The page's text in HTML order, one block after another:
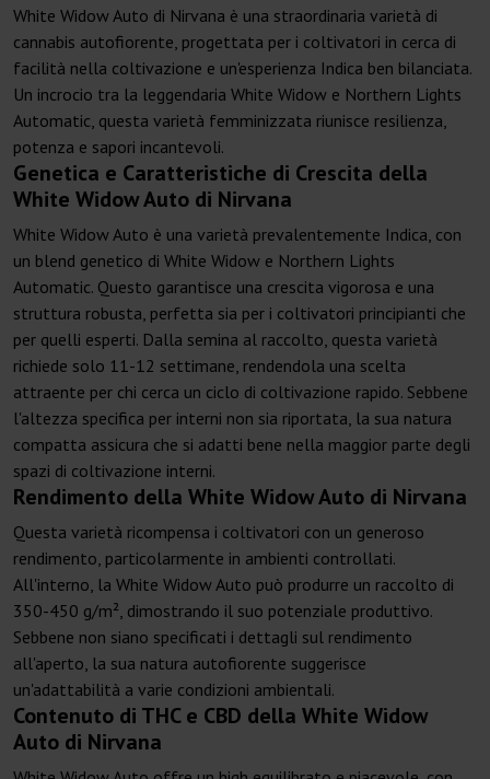
White Widow Auto di Nirvana è una straordinaria varietà di
cannabis autofiorente, progettata per i coltivatori in cerca di
facilità nella coltivazione e un'esperienza Indica ben bilanciata.
Un incrocio tra la leggendaria White Widow e Northern Lights
Automatic, questa varietà femminizzata riunisce resilienza,
potenza e sapori incantevoli.
Genetica e Caratteristiche di Crescita della
White Widow Auto di Nirvana
White Widow Auto è una varietà prevalentemente Indica, con
un blend genetico di White Widow e Northern Lights
Automatic. Questo garantisce una crescita vigorosa e una
struttura robusta, perfetta sia per i coltivatori principianti che
per quelli esperti. Dalla semina al raccolto, questa varietà
richiede solo 11-12 settimane, rendendola una scelta
attraente per chi cerca un ciclo di coltivazione rapido. Sebbene
l'altezza specifica per interni non sia riportata, la sua natura
compatta assicura che si adatti bene nella maggior parte degli
spazi di coltivazione interni.
Rendimento della White Widow Auto di Nirvana
Questa varietà ricompensa i coltivatori con un generoso
rendimento, particolarmente in ambienti controllati.
All'interno, la White Widow Auto può produrre un raccolto di
350-450 g/m², dimostrando il suo potenziale produttivo.
Sebbene non siano specificati i dettagli sul rendimento
all'aperto, la sua natura autofiorente suggerisce
un'adattabilità a varie condizioni ambientali.
Contenuto di THC e CBD della White Widow
Auto di Nirvana